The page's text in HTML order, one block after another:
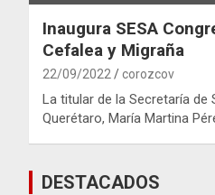
Inaugura SESA
Cefalea y Migraña
22/09/2022 corozcov
La titular de la Secretaría de
Querétaro, María Martina
DESTACADOS